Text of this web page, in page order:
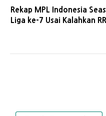
Rekap MPL Indonesia
Liga ke-7 Usai Kalahkan